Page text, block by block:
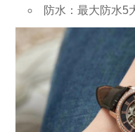
防水：最大防水5